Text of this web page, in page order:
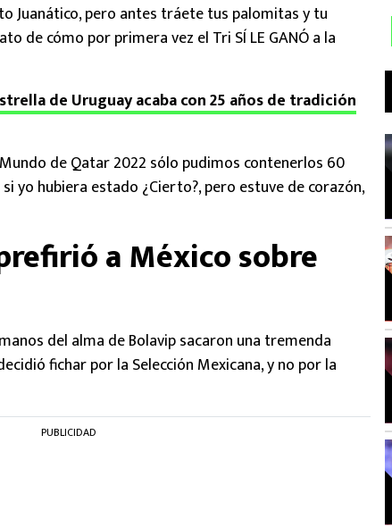
Juanático, pero antes tráete tus palomitas y tu
de cómo por primera vez el Tri SÍ LE GANÓ a la
de Uruguay acaba con 25 años de tradición
de Qatar 2022 sólo pudimos contenerlos 60
yo hubiera estado ¿Cierto?, pero estuve de corazón,
a México sobre
del alma de Bolavip sacaron una tremenda
fichar por la Selección Mexicana, y no por la
PUBLICIDAD